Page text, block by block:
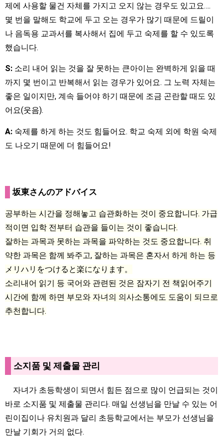
제에 사용할 물건 자체를 가지고 오지 않는 경우도 있고요….
몇 번을 말해도 학교에 두고 오는 경우가 많기 때문에 드릴이
나 음독용 교과서를 복사해서 집에 두고 숙제를 할 수 있도록
했습니다.
S: 소리 내어 읽는 것을 잘 못하는 큰아이는 완벽하게 읽을 때
까지 몇 번이고 반복해서 읽는 경우가 있어요. 그 노력 자체는
좋은 일이지만, 계속 들어야 하기 때문에 조금 곤란할 때도 있
어요(웃음).
A: 숙제를 하게 하는 것도 힘들어요. 학교 숙제 외에 학원 숙제
도 나오기 때문에 더 힘들어요!
坂東さんのアドバイス
공부하는 시간을 정해놓고 습관화하는 것이 중요합니다. 가급
적이면 입학 전부터 습관을 들이는 것이 좋습니다.
잘하는 과목과 못하는 과목을 파악하는 것도 중요합니다. 취
약한 과목은 함께 봐주고, 잘하는 과목은 혼자서 하게 하는 등
メリハリをつけると楽になります。
소리내어 읽기 등 국어와 관련된 것은 잠자기 전 책읽어주기
시간에 함께 하면 부모와 자녀의 의사소통에도 도움이 되므로
추천합니다.
소지품 및 제출물 관리
자녀가 초등학생이 되면서 힘든 점으로 많이 언급되는 것이
바로 소지품 및 제출물 관리다. 매일 선생님을 만날 수 있는 어
린이집이나 유치원과 달리 초등학교에서는 부모가 선생님을
만날 기회가 거의 없다.